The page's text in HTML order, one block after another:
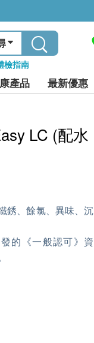
檢指南
產品 最新優惠
LC (配水
銹、餘氯、異味、沉
的《一般認可》資